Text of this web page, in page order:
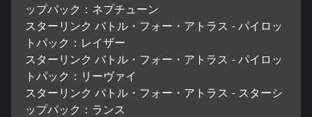
ップパック：ネプチューン
スターリンク バトル・フォー・アトラス - パイロッ
トパック：レイザー
スターリンク バトル・フォー・アトラス - パイロッ
トパック：リーヴァイ
スターリンク バトル・フォー・アトラス - スターシ
ップパック：ランス